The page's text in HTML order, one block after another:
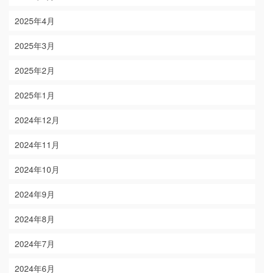
2025年4月
2025年3月
2025年2月
2025年1月
2024年12月
2024年11月
2024年10月
2024年9月
2024年8月
2024年7月
2024年6月